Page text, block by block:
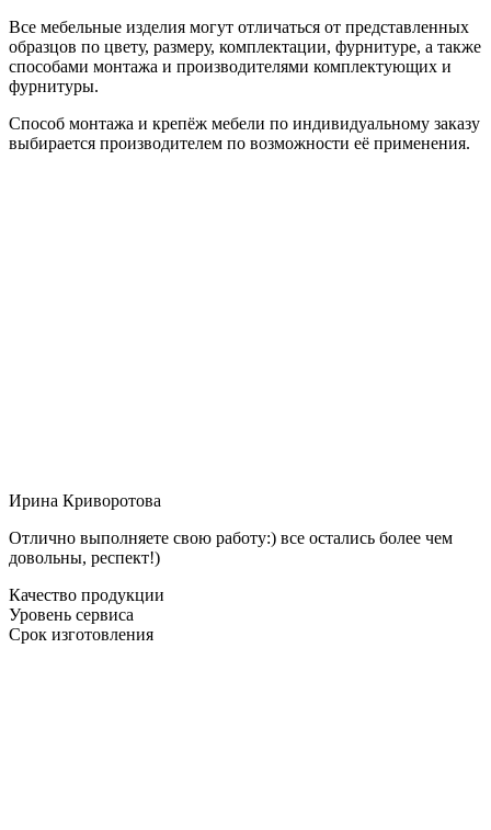
Все мебельные изделия могут отличаться от представленных
образцов по цвету, размеру, комплектации, фурнитуре, а также
способами монтажа и производителями комплектующих и
фурнитуры.
Способ монтажа и крепёж мебели по индивидуальному заказу
выбирается производителем по возможности её применения.
Ирина Криворотова
Отлично выполняете свою работу:) все остались более чем
довольны, респект!)
Качество продукции
Уровень сервиса
Срок изготовления